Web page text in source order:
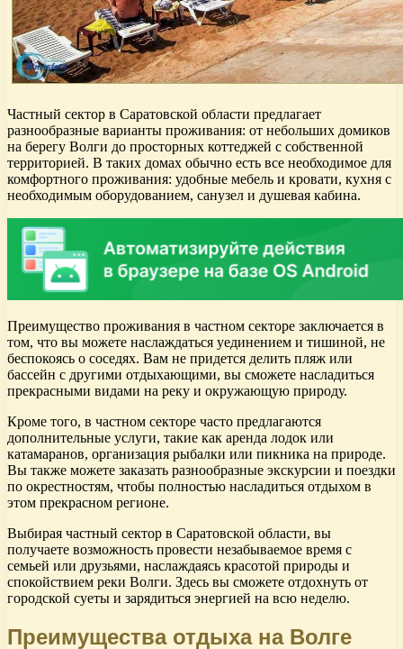
Частный сектор в Саратовской области предлагает
разнообразные варианты проживания: от небольших домиков
на берегу Волги до просторных коттеджей с собственной
территорией. В таких домах обычно есть все необходимое для
комфортного проживания: удобные мебель и кровати, кухня с
необходимым оборудованием, санузел и душевая кабина.
Преимущество проживания в частном секторе заключается в
том, что вы можете наслаждаться уединением и тишиной, не
беспокоясь о соседях. Вам не придется делить пляж или
бассейн с другими отдыхающими, вы сможете насладиться
прекрасными видами на реку и окружающую природу.
Кроме того, в частном секторе часто предлагаются
дополнительные услуги, такие как аренда лодок или
катамаранов, организация рыбалки или пикника на природе.
Вы также можете заказать разнообразные экскурсии и поездки
по окрестностям, чтобы полностью насладиться отдыхом в
этом прекрасном регионе.
Выбирая частный сектор в Саратовской области, вы
получаете возможность провести незабываемое время с
семьей или друзьями, наслаждаясь красотой природы и
спокойствием реки Волги. Здесь вы сможете отдохнуть от
городской суеты и зарядиться энергией на всю неделю.
Преимущества отдыха на Волге